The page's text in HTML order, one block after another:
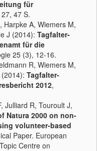
für
47 S.
Harpke A, Wiemers M,
J (2014): Tagfalter-
für die
25 (3), 12-16.
R, Wiemers M,
Tagfalter-
2012,
Julliard R, Touroult J,
Natura 2000 on non-
volunteer-based
Paper. European
Centre on